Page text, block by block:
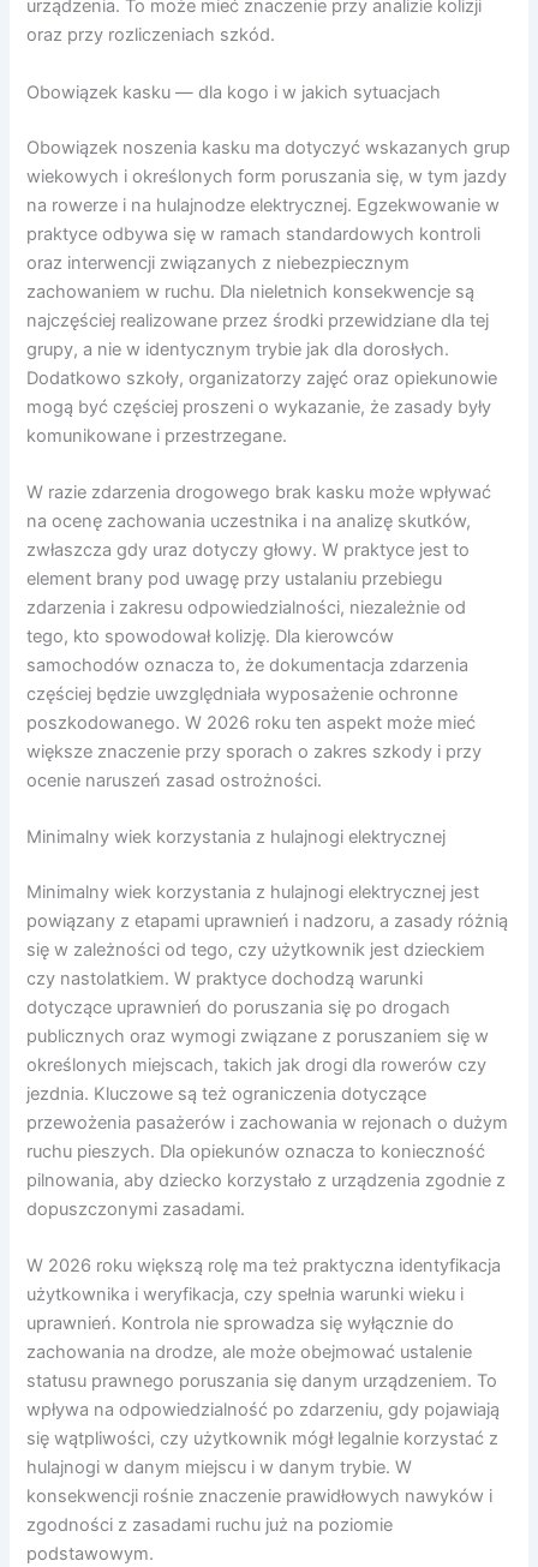
urządzenia. To może mieć znaczenie przy analizie kolizji
oraz przy rozliczeniach szkód.
Obowiązek kasku — dla kogo i w jakich sytuacjach
Obowiązek noszenia kasku ma dotyczyć wskazanych grup
wiekowych i określonych form poruszania się, w tym jazdy
na rowerze i na hulajnodze elektrycznej. Egzekwowanie w
praktyce odbywa się w ramach standardowych kontroli
oraz interwencji związanych z niebezpiecznym
zachowaniem w ruchu. Dla nieletnich konsekwencje są
najczęściej realizowane przez środki przewidziane dla tej
grupy, a nie w identycznym trybie jak dla dorosłych.
Dodatkowo szkoły, organizatorzy zajęć oraz opiekunowie
mogą być częściej proszeni o wykazanie, że zasady były
komunikowane i przestrzegane.
W razie zdarzenia drogowego brak kasku może wpływać
na ocenę zachowania uczestnika i na analizę skutków,
zwłaszcza gdy uraz dotyczy głowy. W praktyce jest to
element brany pod uwagę przy ustalaniu przebiegu
zdarzenia i zakresu odpowiedzialności, niezależnie od
tego, kto spowodował kolizję. Dla kierowców
samochodów oznacza to, że dokumentacja zdarzenia
częściej będzie uwzględniała wyposażenie ochronne
poszkodowanego. W 2026 roku ten aspekt może mieć
większe znaczenie przy sporach o zakres szkody i przy
ocenie naruszeń zasad ostrożności.
Minimalny wiek korzystania z hulajnogi elektrycznej
Minimalny wiek korzystania z hulajnogi elektrycznej jest
powiązany z etapami uprawnień i nadzoru, a zasady różnią
się w zależności od tego, czy użytkownik jest dzieckiem
czy nastolatkiem. W praktyce dochodzą warunki
dotyczące uprawnień do poruszania się po drogach
publicznych oraz wymogi związane z poruszaniem się w
określonych miejscach, takich jak drogi dla rowerów czy
jezdnia. Kluczowe są też ograniczenia dotyczące
przewożenia pasażerów i zachowania w rejonach o dużym
ruchu pieszych. Dla opiekunów oznacza to konieczność
pilnowania, aby dziecko korzystało z urządzenia zgodnie z
dopuszczonymi zasadami.
W 2026 roku większą rolę ma też praktyczna identyfikacja
użytkownika i weryfikacja, czy spełnia warunki wieku i
uprawnień. Kontrola nie sprowadza się wyłącznie do
zachowania na drodze, ale może obejmować ustalenie
statusu prawnego poruszania się danym urządzeniem. To
wpływa na odpowiedzialność po zdarzeniu, gdy pojawiają
się wątpliwości, czy użytkownik mógł legalnie korzystać z
hulajnogi w danym miejscu i w danym trybie. W
konsekwencji rośnie znaczenie prawidłowych nawyków i
zgodności z zasadami ruchu już na poziomie
podstawowym.